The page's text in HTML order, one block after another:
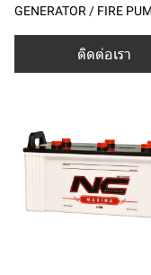
GENERATOR / FIRE
ติดต่อเรา